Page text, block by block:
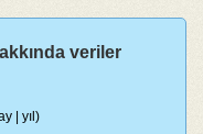
veriler
| yıl)